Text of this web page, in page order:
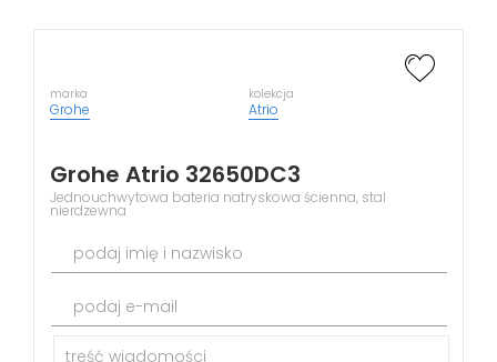
marka
Grohe
kolekcja
Atrio
Grohe Atrio 32650DC3
Jednouchwytowa bateria natryskowa ścienna, stal
nierdzewna
podaj imię i nazwisko
podaj e-mail